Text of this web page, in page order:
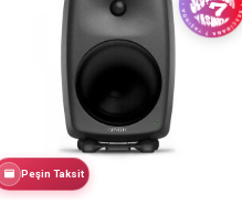
Peşin Taksit